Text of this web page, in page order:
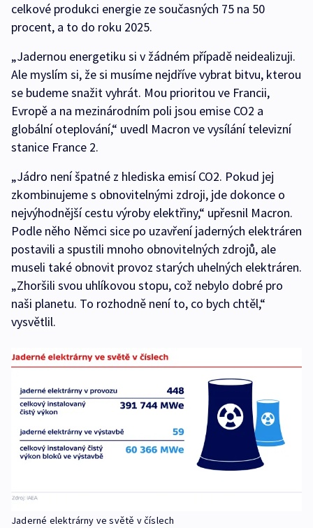
celkové produkci energie ze současných 75 na 50
procent, a to do roku 2025.
„Jadernou energetiku si v žádném případě neidealizuji.
Ale myslím si, že si musíme nejdříve vybrat bitvu, kterou
se budeme snažit vyhrát. Mou prioritou ve Francii,
Evropě a na mezinárodním poli jsou emise CO2 a
globální oteplování,“ uvedl Macron ve vysílání televizní
stanice France 2.
„Jádro není špatné z hlediska emisí CO2. Pokud jej
zkombinujeme s obnovitelnými zdroji, jde dokonce o
nejvýhodnější cestu výroby elektřiny,“ upřesnil Macron.
Podle něho Němci sice po uzavření jaderných elektráren
postavili a spustili mnoho obnovitelných zdrojů, ale
museli také obnovit provoz starých uhelných elektráren.
„Zhoršili svou uhlíkovou stopu, což nebylo dobré pro
naši planetu. To rozhodně není to, co bych chtěl,“
vysvětlil.
Jaderné elektrárny ve světě v číslech